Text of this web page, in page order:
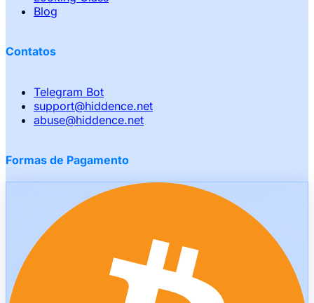
Blog
Contatos
Telegram Bot
support@hiddence.net
abuse@hiddence.net
Formas de Pagamento